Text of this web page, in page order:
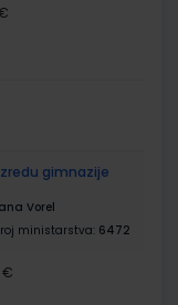
gimnazije
Vorel
ministarstva: 6472
€